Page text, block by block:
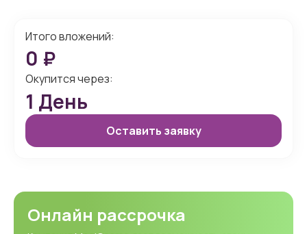
Итого вложений:
0 ₽
Окупится через:
1 День
Оставить заявку
Онлайн рассрочка